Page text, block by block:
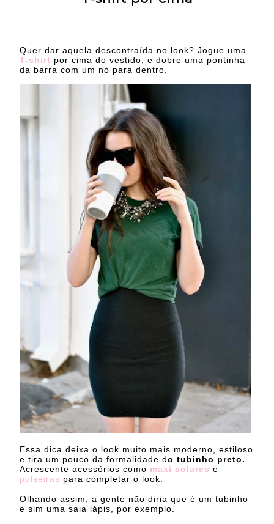
Quer dar aquela descontraída no look? Jogue uma
T-shirt por cima do vestido, e dobre uma pontinha
da barra com um nó para dentro.
Essa dica deixa o look muito mais moderno, estiloso
e tira um pouco da formalidade do tubinho preto.
Acrescente acessórios como maxi colares e
pulseiras para completar o look.
Olhando assim, a gente não diria que é um tubinho
e sim uma saia lápis, por exemplo.